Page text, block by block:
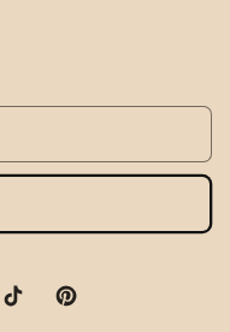
テ
ピ